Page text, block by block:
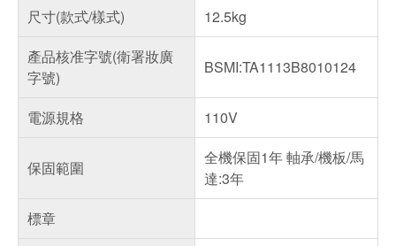
尺寸(款式/樣式)
12.5kg
產品核准字號(衛署妝廣
字號)
BSMI:TA1113B8010124
電源規格 110V
保固範圍
全機保固1年 軸承/機板/馬
達:3年
標章